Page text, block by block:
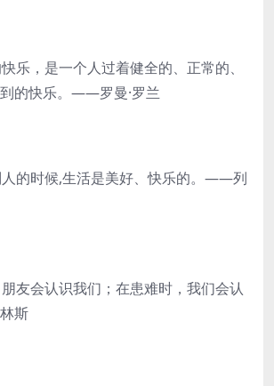
乐，是一个人过着健全的、正常的、
的快乐。——罗曼·罗兰
的时候,生活是美好、快乐的。——列
友会认识我们；在患难时，我们会认
斯